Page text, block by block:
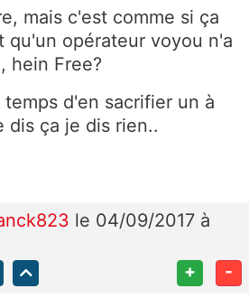
mais c'est comme si ça
qu'un opérateur voyou n'a
hein Free?
d'en sacrifier un à
dis ça je dis rien..
le 04/09/2017 à
+ -